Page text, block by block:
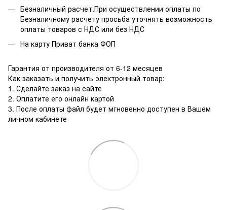
Безналичный расчет.При осуществлении оплаты по
Безналичному расчету просьба уточнять возможность
оплаты товаров с НДС или без НДС
На карту Приват банка ФОП
Гарантия от производителя от 6-12 месяцев
Как заказать и получить электронный товар:
1. Сделайте заказ на сайте
2. Оплатите его онлайн картой
3. После оплаты файл будет мгновенно доступен в Вашем
личном кабинете